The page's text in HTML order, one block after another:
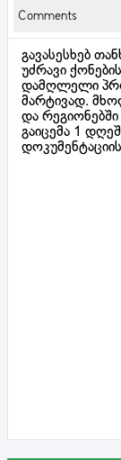
Comments
გავასესხებ
უძრავი
დამღლელი
მარტივად.
და
გაიცემა 1